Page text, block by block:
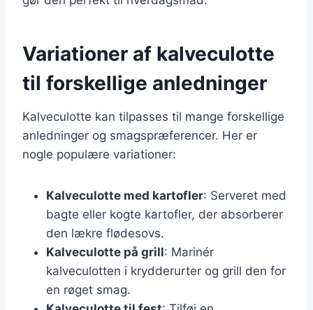
Variationer af kalveculotte
til forskellige anledninger
Kalveculotte kan tilpasses til mange forskellige
anledninger og smagspræferencer. Her er
nogle populære variationer:
Kalveculotte med kartofler: Serveret med
bagte eller kogte kartofler, der absorberer
den lækre flødesovs.
Kalveculotte på grill: Marinér
kalveculotten i krydderurter og grill den for
en røget smag.